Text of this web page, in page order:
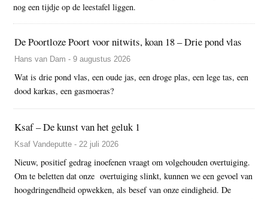
nog een tijdje op de leestafel liggen.
De Poortloze Poort voor nitwits, koan 18 – Drie pond vlas
Hans van Dam - 9 augustus 2026
Wat is drie pond vlas, een oude jas, een droge plas, een lege tas, een
dood karkas, een gasmoeras?
Ksaf – De kunst van het geluk 1
Ksaf Vandeputte - 22 juli 2026
Nieuw, positief gedrag inoefenen vraagt om volgehouden overtuiging.
Om te beletten dat onze overtuiging slinkt, kunnen we een gevoel van
hoogdringendheid opwekken, als besef van onze eindigheid. De